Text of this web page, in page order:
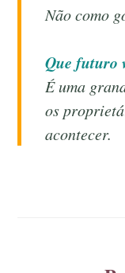
Não como
Que futuro
É uma
os
acontecer.